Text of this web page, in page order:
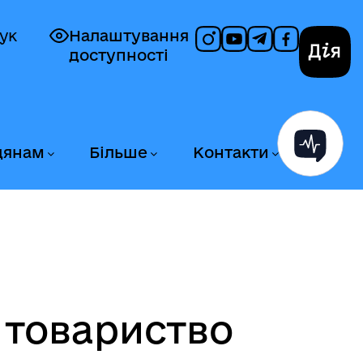
Налаштування
доступності
Більше Контакти